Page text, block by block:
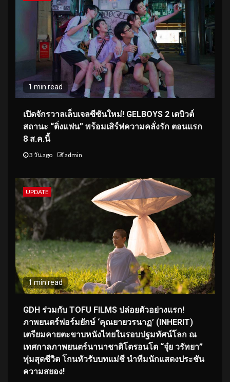
1 min read
เปิดจักรวาลเล็บเจลซีซันใหม่! GELBOYS 2 เดบิวต์
สถานะ “ติ่งแฟน” พร้อมเสิร์ฟความคลั่งรัก ตอนแรก
8 ส.ค.นี้
3 วัน ago admin
UPDATE
1 min read
GDH ร่วมกับ TOFU FILMS ปล่อยตัวอย่างแรก!
ภาพยนตร์ฟอร์มยักษ์ ‘คุณยายวรนาฏ’ (INHERIT)
เตรียมคายตะขาบหนังไทยในรอบปฐมทัศน์โลก ณ
เทศกาลภาพยนตร์นานาชาติโตรอนโต “จุ๋ย วรัทยา”
ทุ่มสุดชีวิต โกนหัวรับบทแม่ชี นำทีมนักแสดงประชัน
ความสยอง!